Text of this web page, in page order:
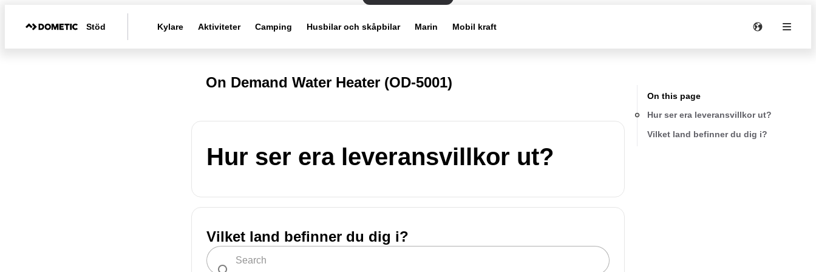
Stöd Kylare Aktiviteter Camping Husbilar och skåpbilar Marin Mobil kraft
On Demand Water Heater (OD-5001)
Hur ser era leveransvillkor ut?
Vilket land befinner du dig i?
On this page
Hur ser era leveransvillkor ut?
Vilket land befinner du dig i?